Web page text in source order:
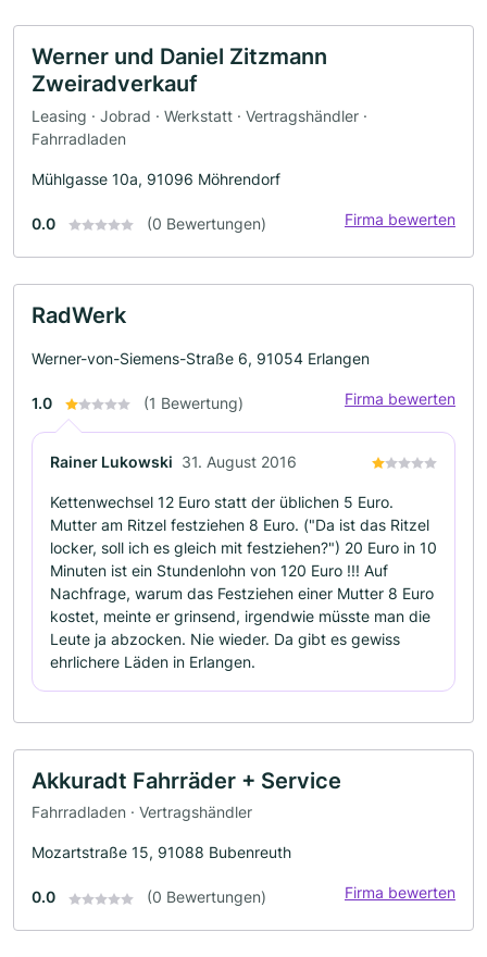
Werner und Daniel Zitzmann
Zweiradverkauf
Leasing · Jobrad · Werkstatt · Vertragshändler ·
Fahrradladen
Mühlgasse 10a, 91096 Möhrendorf
0.0 (0 Bewertungen) Firma bewerten
RadWerk
Werner-von-Siemens-Straße 6, 91054 Erlangen
1.0 (1 Bewertung) Firma bewerten
Rainer Lukowski 31. August 2016
Kettenwechsel 12 Euro statt der üblichen 5 Euro.
Mutter am Ritzel festziehen 8 Euro. ("Da ist das Ritzel
locker, soll ich es gleich mit festziehen?") 20 Euro in 10
Minuten ist ein Stundenlohn von 120 Euro !!! Auf
Nachfrage, warum das Festziehen einer Mutter 8 Euro
kostet, meinte er grinsend, irgendwie müsste man die
Leute ja abzocken. Nie wieder. Da gibt es gewiss
ehrlichere Läden in Erlangen.
Akkuradt Fahrräder + Service
Fahrradladen · Vertragshändler
Mozartstraße 15, 91088 Bubenreuth
0.0 (0 Bewertungen) Firma bewerten